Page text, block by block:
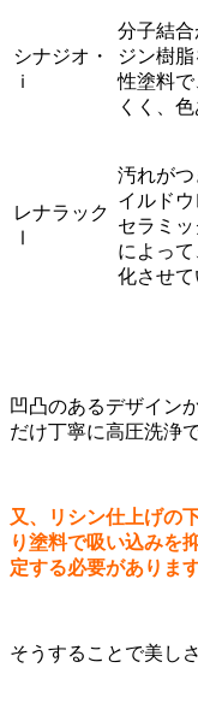
シナジオ・
ｉ
分子結
ジン樹
性塗料
くく、
レナラック
Ⅰ
汚れが
イルド
セラミ
によっ
化させて
凹凸のあるデザイン
だけ丁寧に高圧洗浄
又、リシン仕上げの
り塗料で吸い込みを
定する必要があります
そうすることで美し